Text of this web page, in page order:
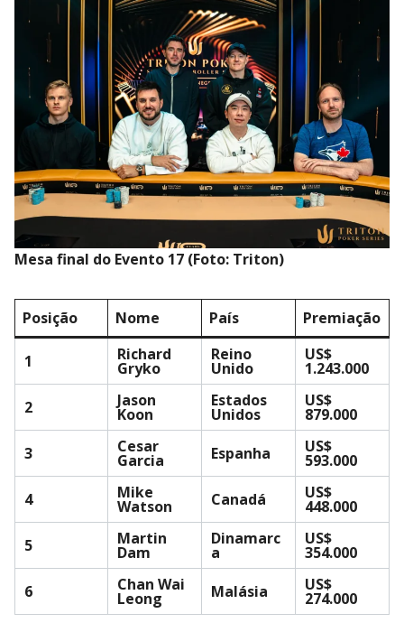
Mesa final do Evento 17 (Foto: Triton)
Posição Nome País Premiação
1 Richard
Gryko
Reino
Unido
US$
1.243.000
2
Jason
Koon
Estados
Unidos
US$
879.000
3
Cesar
Garcia Espanha US$
593.000
4
Mike
Watson Canadá US$
448.000
5
Martin
Dam
Dinamarc
a
US$
354.000
6
Chan Wai
Leong Malásia US$
274.000